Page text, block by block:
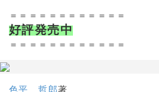
＝＝＝＝＝＝＝＝＝＝＝＝
好評発売中
＝＝＝＝＝＝＝＝＝＝＝＝
色平 哲郎著